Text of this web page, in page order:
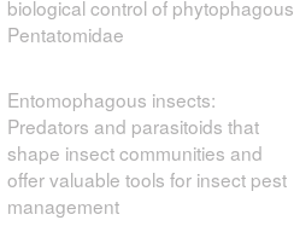
biological control of phytophagous
Pentatomidae
Entomophagous insects:
Predators and parasitoids that
shape insect communities and
offer valuable tools for insect pest
management